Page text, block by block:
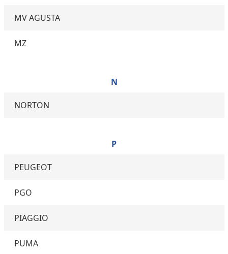
MV AGUSTA
MZ
N
NORTON
P
PEUGEOT
PGO
PIAGGIO
PUMA